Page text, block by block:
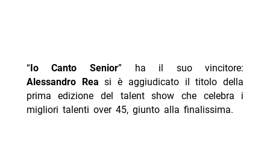
“Io Canto Senior” ha il suo vincitore:
Alessandro Rea si è aggiudicato il titolo della
prima edizione del talent show che celebra i
migliori talenti over 45, giunto alla finalissima.